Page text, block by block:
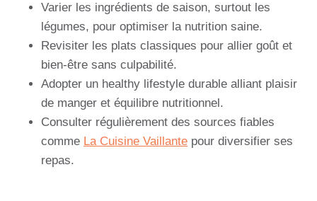
Varier les ingrédients de saison, surtout les
légumes, pour optimiser la nutrition saine.
Revisiter les plats classiques pour allier goût et
bien-être sans culpabilité.
Adopter un healthy lifestyle durable alliant plaisir
de manger et équilibre nutritionnel.
Consulter régulièrement des sources fiables
comme La Cuisine Vaillante pour diversifier ses
repas.